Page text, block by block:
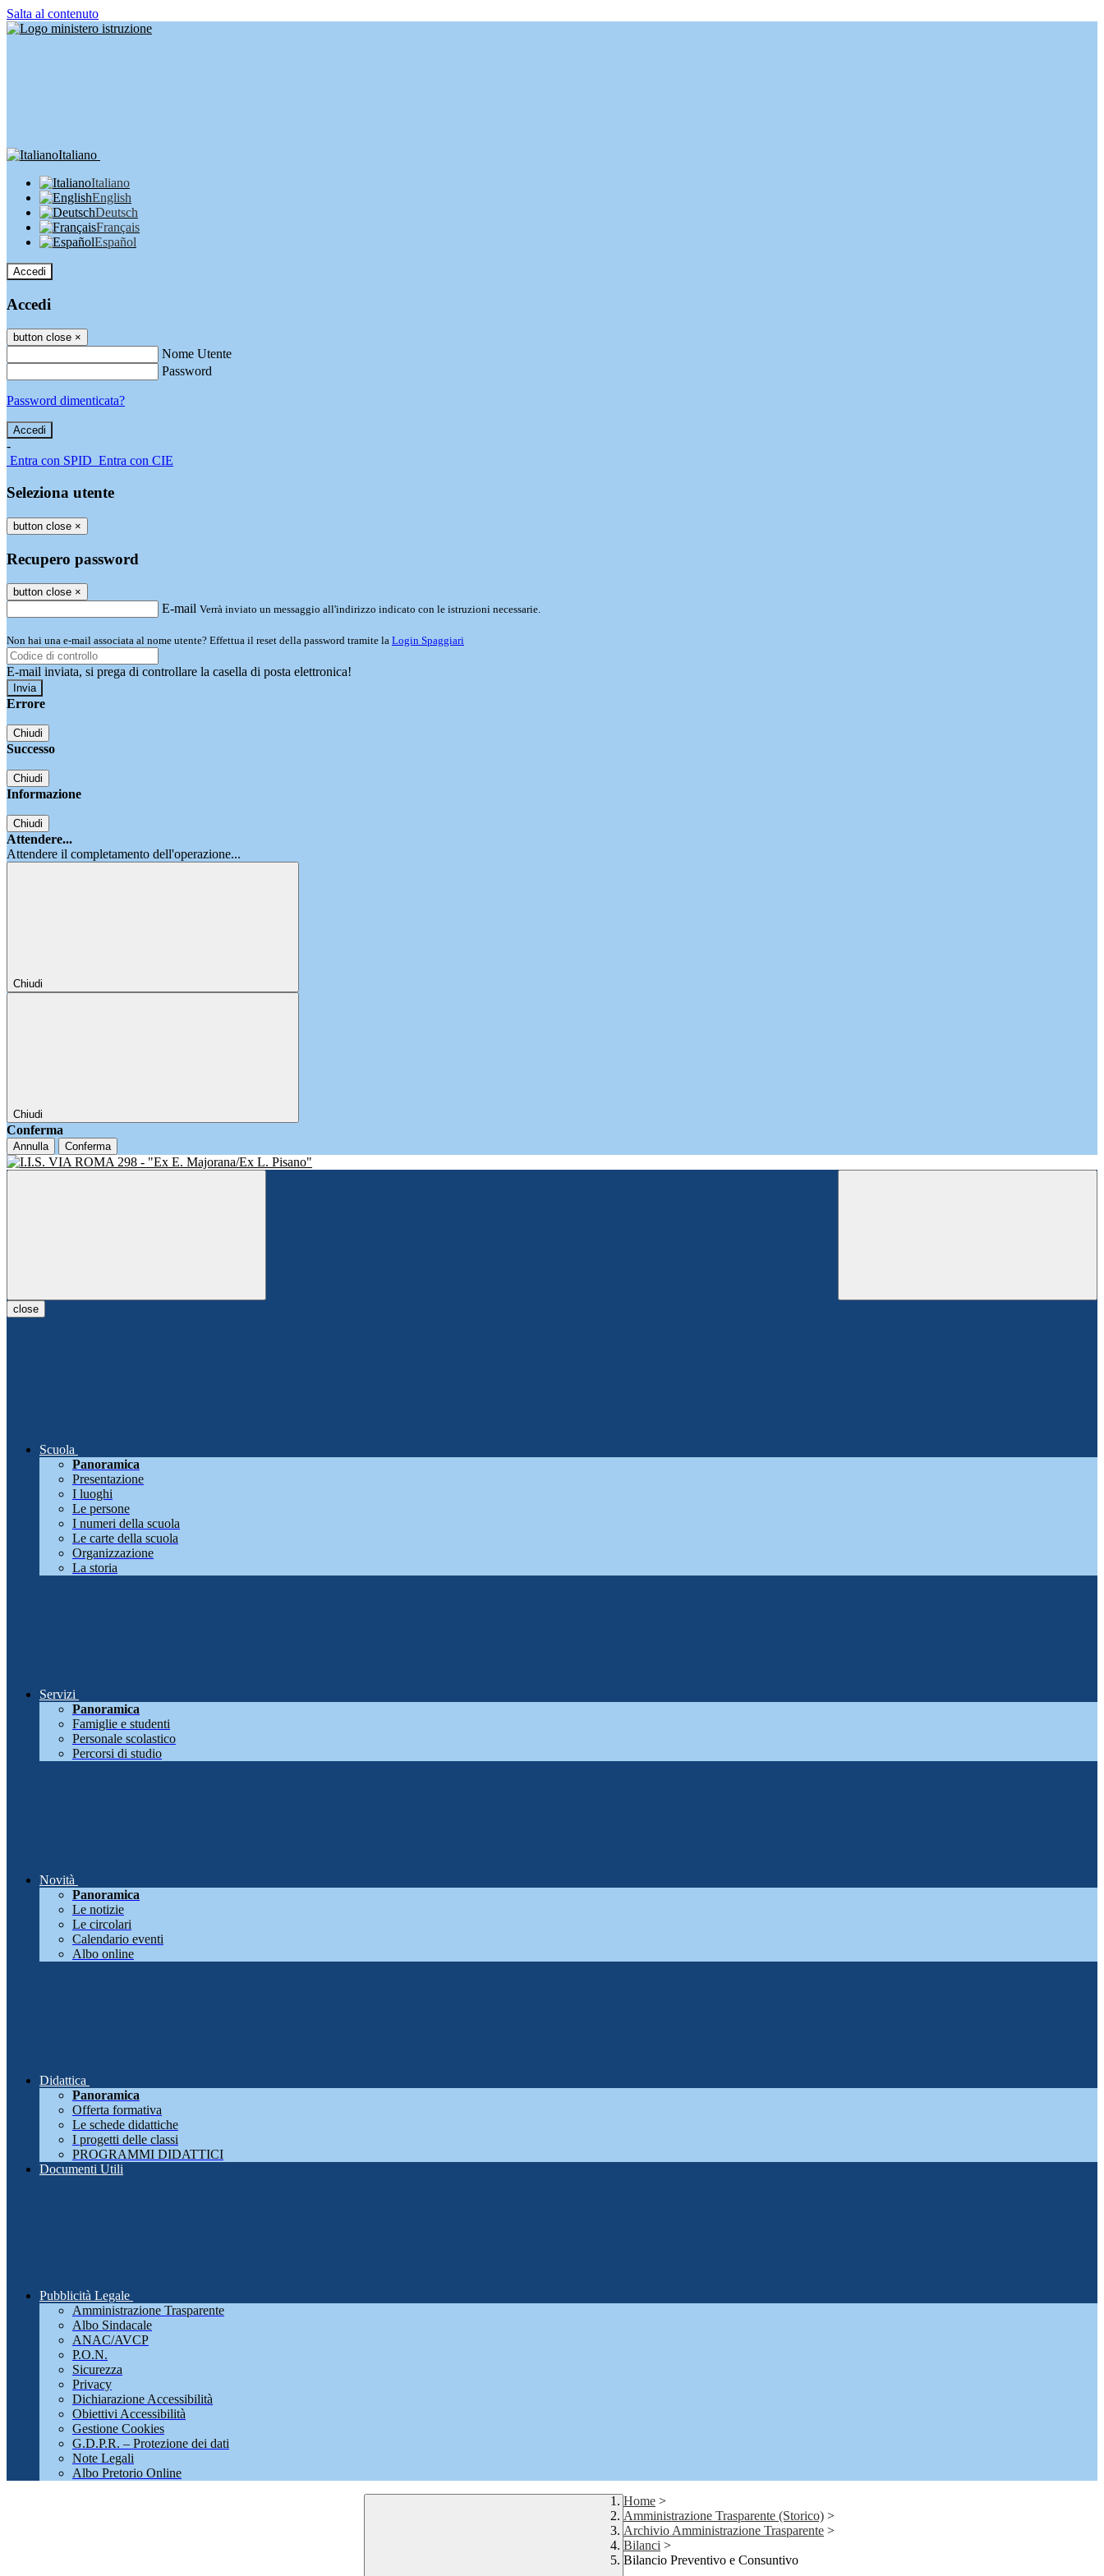
Salta al contenuto
Italiano
Italiano
English
Deutsch
Français
Español
Accedi
Accedi
button close ×
Nome Utente
Password
Password dimenticata?
-
Entra con SPID Entra con CIE
Seleziona utente
button close ×
Recupero password
button close ×
E-mail Verrà inviato un messaggio all'indirizzo indicato con le istruzioni necessarie.
Non hai una e-mail associata al nome utente? Effettua il reset della password tramite la Login Spaggiari
E-mail inviata, si prega di controllare la casella di posta elettronica!
Errore
Chiudi
Successo
Chiudi
Informazione
Chiudi
Attendere...
Attendere il completamento dell'operazione...
Chiudi
Chiudi
Conferma
Annulla Conferma
close
Scuola
Panoramica
Presentazione
I luoghi
Le persone
I numeri della scuola
Le carte della scuola
Organizzazione
La storia
Servizi
Panoramica
Famiglie e studenti
Personale scolastico
Percorsi di studio
Novità
Panoramica
Le notizie
Le circolari
Calendario eventi
Albo online
Didattica
Panoramica
Offerta formativa
Le schede didattiche
I progetti delle classi
PROGRAMMI DIDATTICI
Documenti Utili
Pubblicità Legale
Amministrazione Trasparente
Albo Sindacale
ANAC/AVCP
P.O.N.
Sicurezza
Privacy
Dichiarazione Accessibilità
Obiettivi Accessibilità
Gestione Cookies
G.D.P.R. – Protezione dei dati
Note Legali
Albo Pretorio Online
Home >
Amministrazione Trasparente (Storico) >
Archivio Amministrazione Trasparente >
Bilanci >
Bilancio Preventivo e Consuntivo